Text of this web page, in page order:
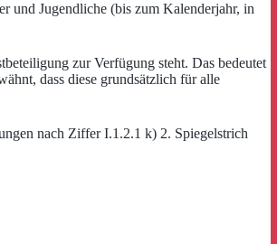
und Jugendliche (bis zum Kalenderjahr, in
zur Verfügung steht. Das bedeutet
dass diese grundsätzlich für alle
nach Ziffer I.1.2.1 k) 2. Spiegelstrich